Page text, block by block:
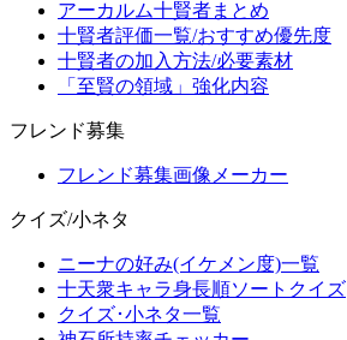
アーカルム十賢者まとめ
十賢者評価一覧/おすすめ優先度
十賢者の加入方法/必要素材
「至賢の領域」強化内容
フレンド募集
フレンド募集画像メーカー
クイズ/小ネタ
ニーナの好み(イケメン度)一覧
十天衆キャラ身長順ソートクイズ
クイズ･小ネタ一覧